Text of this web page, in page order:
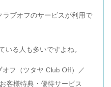
ラブオフのサービスが利用で
いる人も多いですよね。
フ（ツタヤ Club Off）／
客様特典・優待サービス